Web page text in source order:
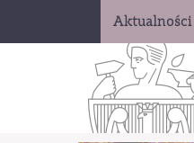
Aktualności